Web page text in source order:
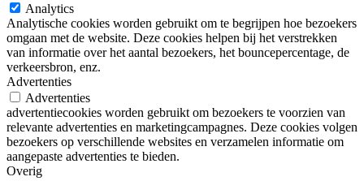
Analytics
Analytische cookies worden gebruikt om te begrijpen hoe bezoekers
omgaan met de website. Deze cookies helpen bij het verstrekken
van informatie over het aantal bezoekers, het bouncepercentage, de
verkeersbron, enz.
Advertenties
Advertenties
advertentiecookies worden gebruikt om bezoekers te voorzien van
relevante advertenties en marketingcampagnes. Deze cookies volgen
bezoekers op verschillende websites en verzamelen informatie om
aangepaste advertenties te bieden.
Overig